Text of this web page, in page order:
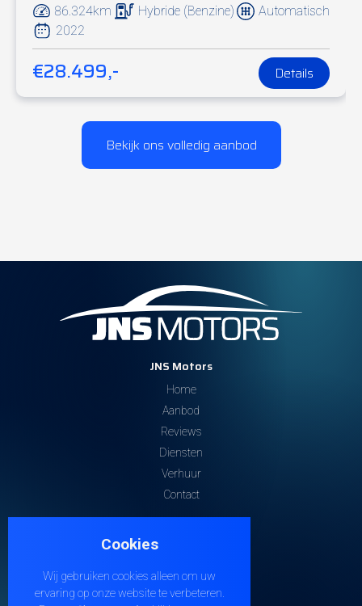
86.324km Hybride (Benzine)
Automatisch
2022
€28.499,- Details
Bekijk ons volledig aanbod
JNS Motors
Home
Aanbod
Reviews
Diensten
Verhuur
Contact
Steenweg 32
+32 474 38 21 04
Cookies
Wij gebruiken cookies alleen om uw
ervaring op onze website te verbeteren.